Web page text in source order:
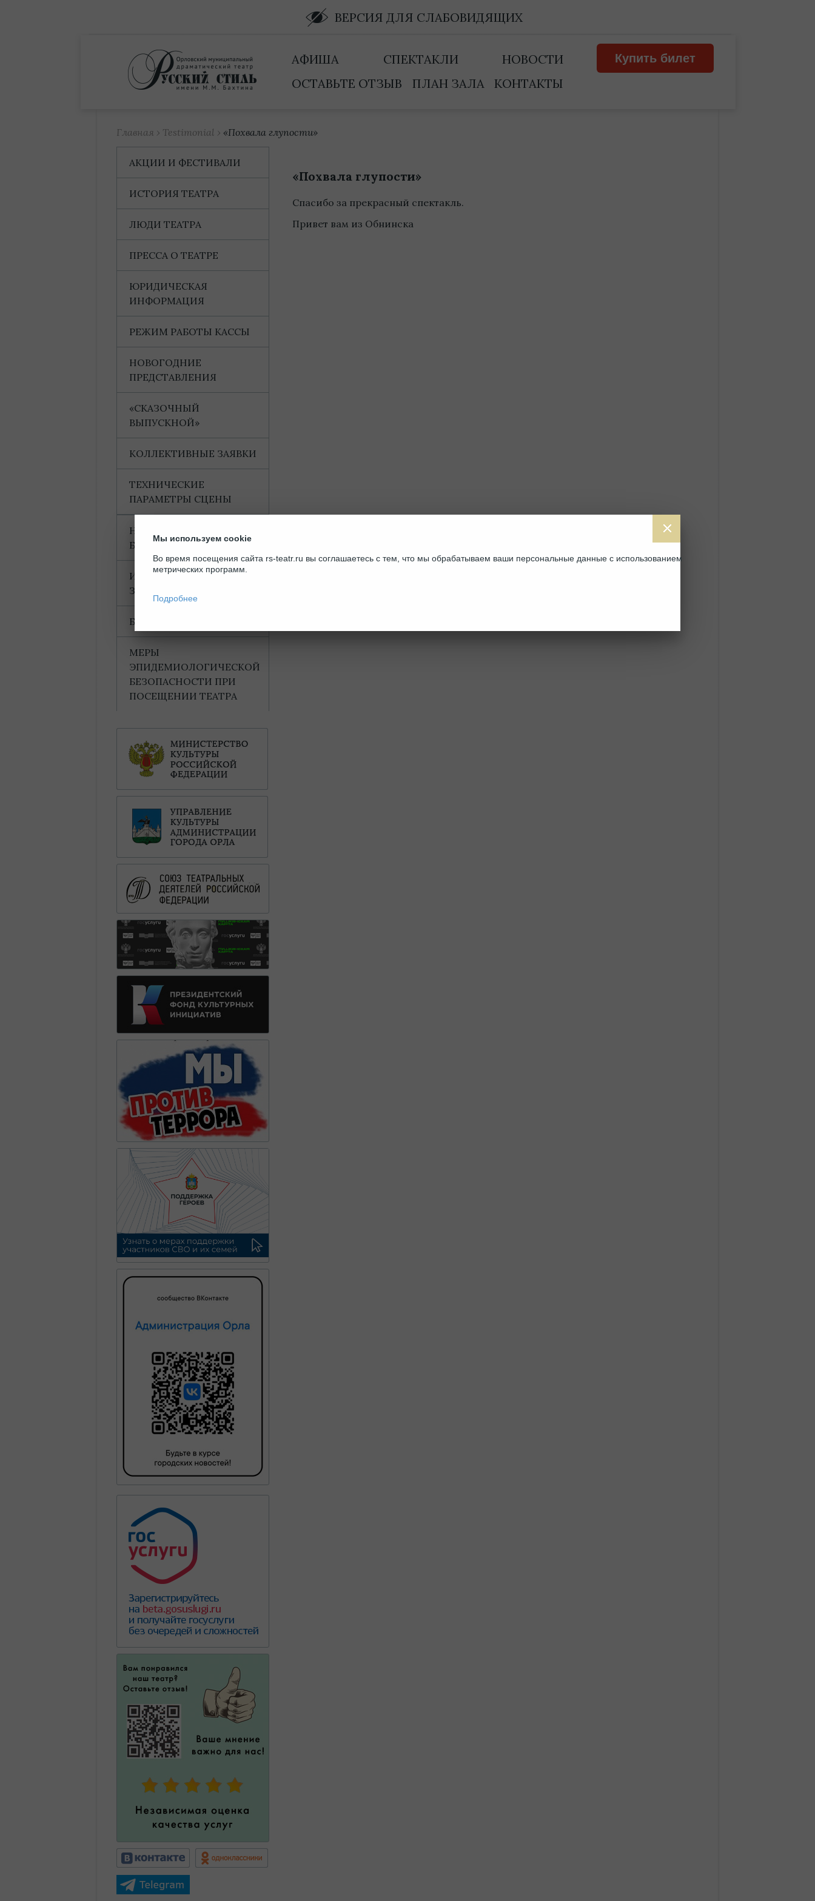
ВЕРСИЯ ДЛЯ СЛАБОВИДЯЩИХ
Купить билет
АФИША СПЕКТАКЛИ
НОВОСТИ
ОСТАВЬТЕ ОТЗЫВ
ПЛАН ЗАЛА КОНТАКТЫ
Главная › Testimonial › «Похвала глупости»
«Похвала глупости»
Спасибо за прекрасный спектакль.
Привет вам из Обнинска
АКЦИИ И ФЕСТИВАЛИ
ИСТОРИЯ ТЕАТРА
ЛЮДИ ТЕАТРА
ПРЕССА О ТЕАТРЕ
ЮРИДИЧЕСКАЯ
ИНФОРМАЦИЯ
РЕЖИМ РАБОТЫ КАССЫ
НОВОГОДНИЕ
ПРЕДСТАВЛЕНИЯ
«СКАЗОЧНЫЙ
ВЫПУСКНОЙ»
КОЛЛЕКТИВНЫЕ ЗАЯВКИ
ТЕХНИЧЕСКИЕ
ПАРАМЕТРЫ СЦЕНЫ
НАГРАДЫ И
БЛАГОДАРНОСТИ
ИНФОРМАЦИЯ ДЛЯ
ЗРИТЕЛЕЙ
БАХТИНСКИЙ ДОМ
МЕРЫ
ЭПИДЕМИОЛОГИЧЕСКОЙ
БЕЗОПАСНОСТИ ПРИ
ПОСЕЩЕНИИ ТЕАТРА
Мы используем cookie
Во время посещения сайта rs-teatr.ru вы соглашаетесь с тем, что мы обрабатываем ваши персональные данные с использованием
метрических программ.
Подробнее